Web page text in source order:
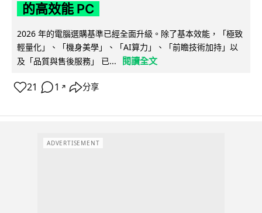
的高效能 PC
2026 年的電腦選購基準已經全面升級。除了基本效能，「極致
輕量化」、「機身美學」、「AI算力」、「前瞻技術加持」以
及「品質與售後服務」 已...
閱讀全文
21 1 ↗ 分享
ADVERTISEMENT